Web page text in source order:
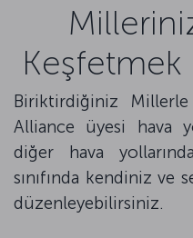
Keşfetmek
Biriktirdiğiniz
Alliance üyesi hava
diğer hava
sınıfında kendiniz
düzenleyebilirsiniz.